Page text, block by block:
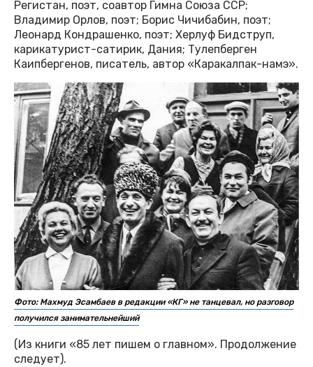
Регистан, поэт, соавтор Гимна Союза ССР;
Владимир Орлов, поэт; Борис Чичибабин, поэт;
Леонард Кондрашенко, поэт; Херлуф Бидструп,
карикатурист-сатирик, Дания; Тулепберген
Каипбергенов, писатель, автор «Каракалпак-намэ».
Фото: Махмуд Эсамбаев в редакции «КГ» не танцевал, но разговор
получился занимательнейший
(Из книги «85 лет пишем о главном». Продолжение
следует).